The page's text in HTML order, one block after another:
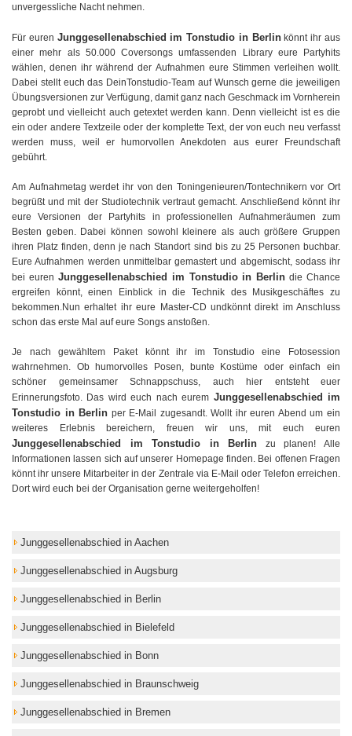
unvergessliche Nacht nehmen.
Für euren Junggesellenabschied im Tonstudio in Berlinkönnt ihr aus
einer mehr als 50.000 Coversongs umfassenden Library eure Partyhits
wählen, denen ihr während der Aufnahmen eure Stimmen verleihen wollt.
Dabei stellt euch das DeinTonstudio-Team auf Wunsch gerne die jeweiligen
Übungsversionen zur Verfügung, damit ganz nach Geschmack im Vornherein
geprobt und vielleicht auch getextet werden kann. Denn vielleicht ist es die
ein oder andere Textzeile oder der komplette Text, der von euch neu verfasst
werden muss, weil er humorvollen Anekdoten aus eurer Freundschaft
gebührt.
Am Aufnahmetag werdet ihr von den Toningenieuren/Tontechnikern vor Ort
begrüßt und mit der Studiotechnik vertraut gemacht. Anschließend könnt ihr
eure Versionen der Partyhits in professionellen Aufnahmeräumen zum
Besten geben. Dabei können sowohl kleinere als auch größere Gruppen
ihren Platz finden, denn je nach Standort sind bis zu 25 Personen buchbar.
Eure Aufnahmen werden unmittelbar gemastert und abgemischt, sodass ihr
bei euren Junggesellenabschied im Tonstudio in Berlin die Chance
ergreifen könnt, einen Einblick in die Technik des Musikgeschäftes zu
bekommen.Nun erhaltet ihr eure Master-CD undkönnt direkt im Anschluss
schon das erste Mal auf eure Songs anstoßen.
Je nach gewähltem Paket könnt ihr im Tonstudio eine Fotosession
wahrnehmen. Ob humorvolles Posen, bunte Kostüme oder einfach ein
schöner gemeinsamer Schnappschuss, auch hier entsteht euer
Erinnerungsfoto. Das wird euch nach eurem Junggesellenabschied im
Tonstudio in Berlin per E-Mail zugesandt. Wollt ihr euren Abend um ein
weiteres Erlebnis bereichern, freuen wir uns, mit euch euren
Junggesellenabschied im Tonstudio in Berlin zu planen! Alle
Informationen lassen sich auf unserer Homepage finden. Bei offenen Fragen
könnt ihr unsere Mitarbeiter in der Zentrale via E-Mail oder Telefon erreichen.
Dort wird euch bei der Organisation gerne weitergeholfen!
Junggesellenabschied in Aachen
Junggesellenabschied in Augsburg
Junggesellenabschied in Berlin
Junggesellenabschied in Bielefeld
Junggesellenabschied in Bonn
Junggesellenabschied in Braunschweig
Junggesellenabschied in Bremen